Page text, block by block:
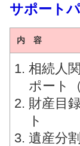
サポート
内 容
相続人
ポート
財産目
ト
遺産分